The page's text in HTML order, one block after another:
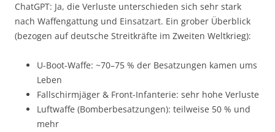
ChatGPT: Ja, die Verluste unterschieden sich sehr stark
nach Waffengattung und Einsatzart. Ein grober Überblick
(bezogen auf deutsche Streitkräfte im Zweiten Weltkrieg):
U-Boot-Waffe: ~70–75 % der Besatzungen kamen ums
Leben
Fallschirmjäger & Front-Infanterie: sehr hohe Verluste
Luftwaffe (Bomberbesatzungen): teilweise 50 % und
mehr